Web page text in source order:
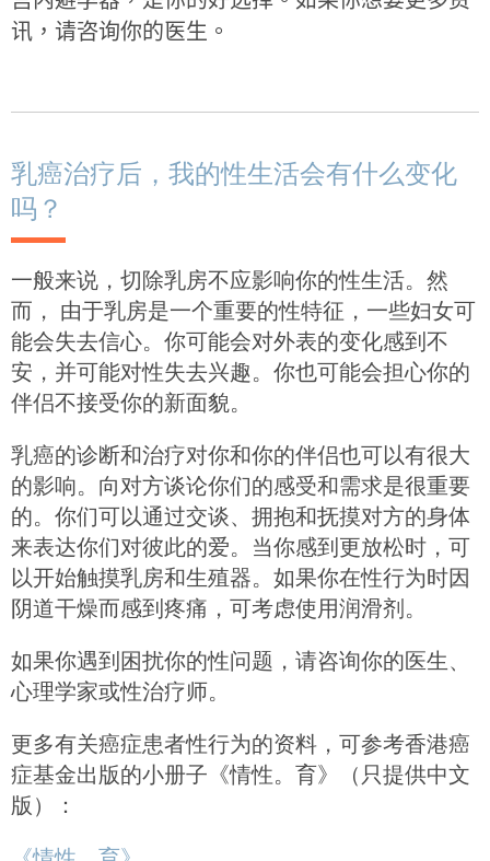
讯，请咨询你的医生。
乳癌治疗后，我的性生活会有什么变化
吗？
一般来说，切除乳房不应影响你的性生活。然
而， 由于乳房是一个重要的性特征，一些妇女可
能会失去信心。你可能会对外表的变化感到不
安，并可能对性失去兴趣。你也可能会担心你的
伴侣不接受你的新面貌。
乳癌的诊断和治疗对你和你的伴侣也可以有很大
的影响。向对方谈论你们的感受和需求是很重要
的。你们可以通过交谈、拥抱和抚摸对方的身体
来表达你们对彼此的爱。当你感到更放松时，可
以开始触摸乳房和生殖器。如果你在性行为时因
阴道干燥而感到疼痛，可考虑使用润滑剂。
如果你遇到困扰你的性问题，请咨询你的医生、
心理学家或性治疗师。
更多有关癌症患者性行为的资料，可参考香港癌
症基金出版的小册子《情性。育》（只提供中文
版）：